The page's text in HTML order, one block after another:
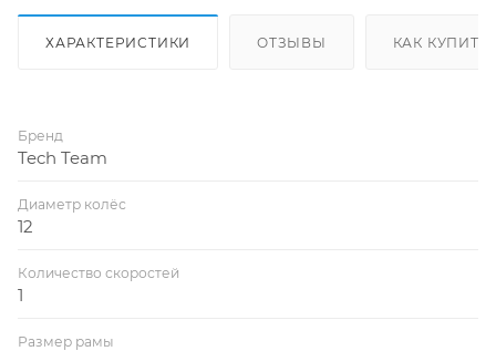
ХАРАКТЕРИСТИКИ ОТЗЫВЫ КАК КУПИТЬ
Бренд
Tech Team
Диаметр колёс
12
Количество скоростей
1
Размер рамы